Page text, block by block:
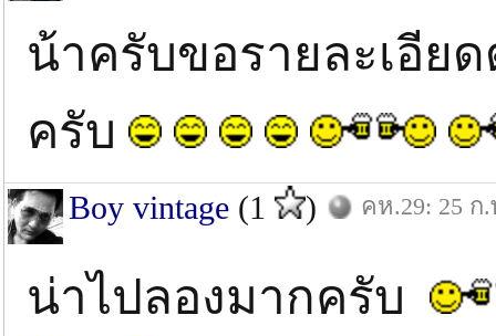
น้าครับขอรายละเอีย
ครับ
Boy vintage (1 ) คห.29: 25 ก
น่าไปลองมากครับ